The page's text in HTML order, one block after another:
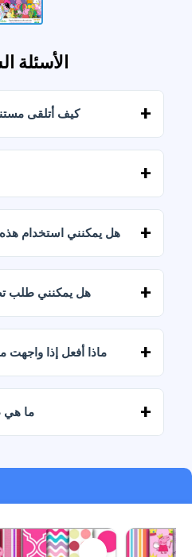
الأسئلة
كيف أتلقى
الباقات أيضًا ملفات AI أو PDF.هل يمكنني استخدام
هل يمكنني طلب
ماذا أفعل إذا واجهت
ما هي